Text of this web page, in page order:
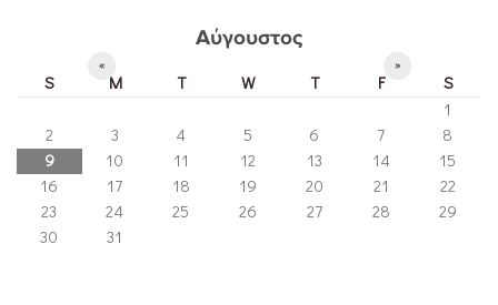
Αύγουστος
« »
S M T W T F
S
1
2
3 4 5 6 7
8
9
10 11 12 13 14
15
16
17 18 19 20 21
22
23
24 25 26 27 28
29
30
31